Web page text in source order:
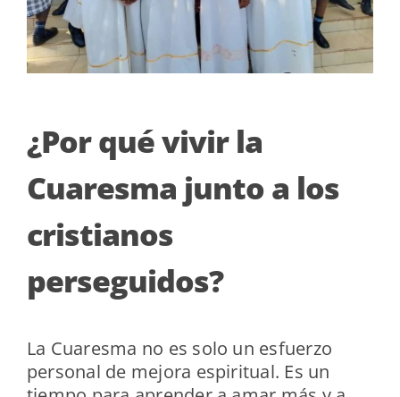
¿Por qué vivir la
Cuaresma junto a los
cristianos
perseguidos?
La Cuaresma no es solo un esfuerzo
personal de mejora espiritual. Es un